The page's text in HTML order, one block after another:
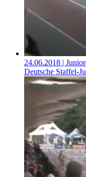
24.06.2018 |
Deutsche Staffel-